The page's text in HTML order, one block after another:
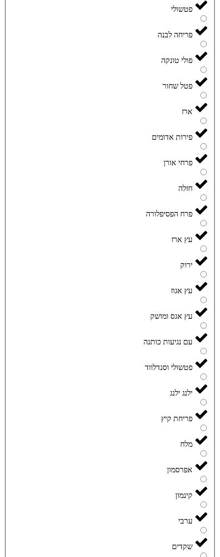
פטשולי
פריחה לבנה
פולי טונקה
פטל שחור
ארז
פירות אדומים
פרחי אורן
חזלה
פרח הפסיפלורה
עץ ארז
ירוק
עץ אגוז
עץ אגס ומושק
עם נגיעות כותנה
פטשולי וסנדלווד
ילנג ילנג
פריחת קיץ
מלח
אפרסמון
קינמון
ערבי
שקדים